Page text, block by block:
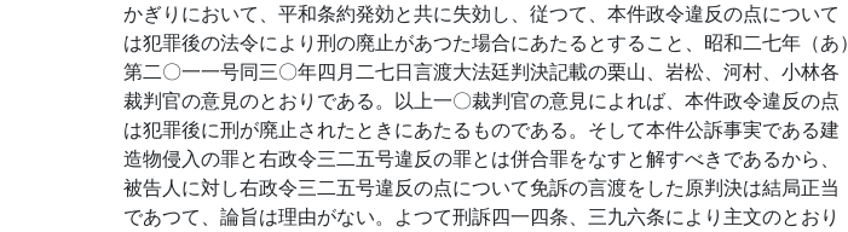
かぎりにおいて、平和条約発効と共に失効し、従つて、本件政令違反の点について
は犯罪後の法令により刑の廃止があつた場合にあたるとすること、昭和二七年（あ）
第二〇一一号同三〇年四月二七日言渡大法廷判決記載の栗山、岩松、河村、小林各
裁判官の意見のとおりである。以上一〇裁判官の意見によれば、本件政令違反の点
は犯罪後に刑が廃止されたときにあたるものである。そして本件公訴事実である建
造物侵入の罪と右政令三二五号違反の罪とは併合罪をなすと解すべきであるから、
被告人に対し右政令三二五号違反の点について免訴の言渡をした原判決は結局正当
であつて、論旨は理由がない。よつて刑訴四一四条、三九六条により主文のとおり